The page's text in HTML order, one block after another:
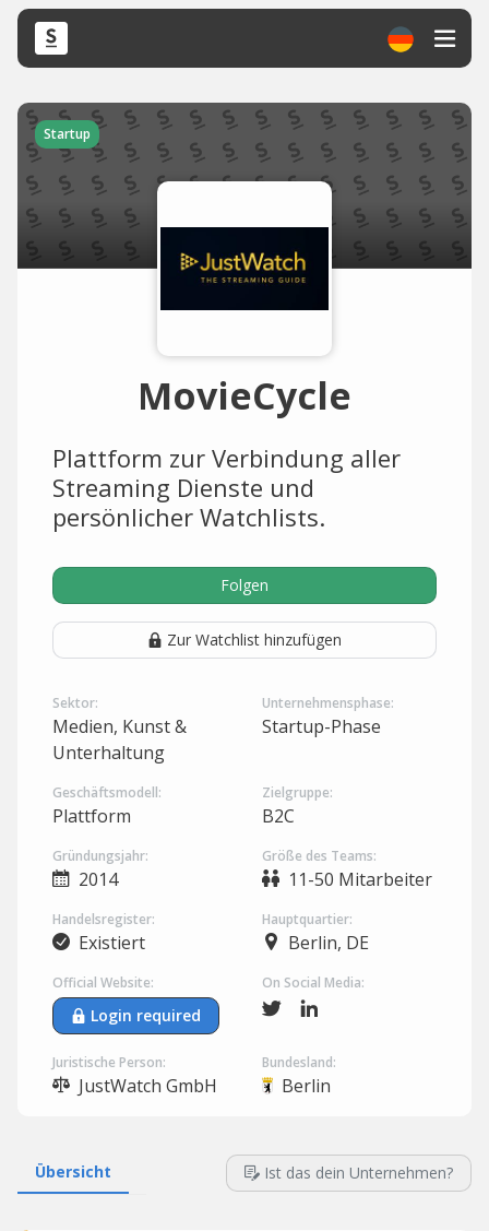
Startup
MovieCycle
Plattform zur Verbindung aller
Streaming Dienste und
persönlicher Watchlists.
Folgen
Zur Watchlist hinzufügen
Sektor:
Medien, Kunst &
Unterhaltung
Unternehmensphase:
Startup-Phase
Geschäftsmodell:
Plattform
Zielgruppe:
B2C
Gründungsjahr:
2014
Größe des Teams:
11-50 Mitarbeiter
Handelsregister:
Existiert
Hauptquartier:
Berlin, DE
Official Website:
Login required
On Social Media:
Juristische Person:
JustWatch GmbH
Bundesland:
Berlin
Übersicht Ist das dein Unternehmen?